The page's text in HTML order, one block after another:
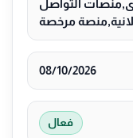
التواصل
مرخصة
08/10/2026
فعال